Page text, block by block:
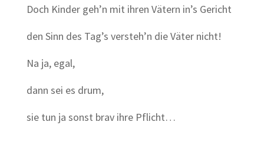
Doch Kinder geh’n mit ihren Vätern in’s Gericht
den Sinn des Tag’s versteh’n die Väter nicht!
Na ja, egal,
dann sei es drum,
sie tun ja sonst brav ihre Pflicht…